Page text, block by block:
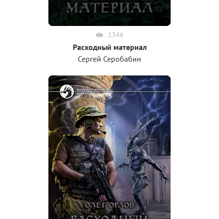
1346
Расходный материал
Сергей Серобабин